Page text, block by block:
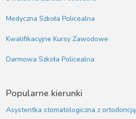
Medyczna Szkoła Policealna
Kwalifikacyjne Kursy Zawodowe
Darmowa Szkoła Policealna
Popularne kierunki
Asystentka stomatologiczna z ortodoncją